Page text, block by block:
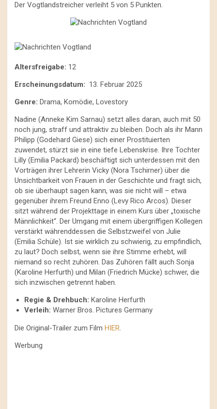
Der Vogtlandstreicher verleiht 5 von 5 Punkten.
Altersfreigabe: 12
Erscheinungsdatum: 13. Februar 2025
Genre: Drama, Komödie, Lovestory
Nadine (Anneke Kim Sarnau) setzt alles daran, auch mit 50
noch jung, straff und attraktiv zu bleiben. Doch als ihr Mann
Philipp (Godehard Giese) sich einer Prostituierten
zuwendet, stürzt sie in eine tiefe Lebenskrise. Ihre Tochter
Lilly (Emilia Packard) beschäftigt sich unterdessen mit den
Vorträgen ihrer Lehrerin Vicky (Nora Tschirner) über die
Unsichtbarkeit von Frauen in der Geschichte und fragt sich,
ob sie überhaupt sagen kann, was sie nicht will – etwa
gegenüber ihrem Freund Enno (Levy Rico Arcos). Dieser
sitzt während der Projekttage in einem Kurs über „toxische
Männlichkeit“. Der Umgang mit einem übergriffigen Kollegen
verstärkt währenddessen die Selbstzweifel von Julie
(Emilia Schüle). Ist sie wirklich zu schwierig, zu empfindlich,
zu laut? Doch selbst, wenn sie ihre Stimme erhebt, will
niemand so recht zuhören. Das Zuhören fällt auch Sonja
(Karoline Herfurth) und Milan (Friedrich Mücke) schwer, die
sich inzwischen getrennt haben.
Regie & Drehbuch: Karoline Herfurth
Verleih: Warner Bros. Pictures Germany
Die Original-Trailer zum Film HIER.
Werbung